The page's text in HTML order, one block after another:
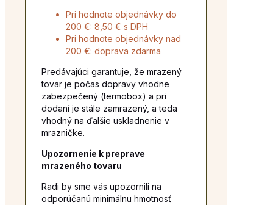
Pri hodnote objednávky do
200 €: 8,50 € s DPH
Pri hodnote objednávky nad
200 €: doprava zdarma
Predávajúci garantuje, že mrazený
tovar je počas dopravy vhodne
zabezpečený (termobox) a pri
dodaní je stále zamrazený, a teda
vhodný na ďalšie uskladnenie v
mrazničke.
Upozornenie k preprave
mrazeného tovaru
Radi by sme vás upozornili na
odporúčanú minimálnu hmotnosť